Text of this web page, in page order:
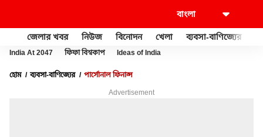
জেলার খবর নিউজ বিনোদন খেলা ব্যবসা-বাণিজ্যের
India At 2047 ফিফা বিশ্বকাপ Ideas of India
হোম ব্যবসা-বাণিজ্যের পার্সোনাল ফিনান্স
Advertisement